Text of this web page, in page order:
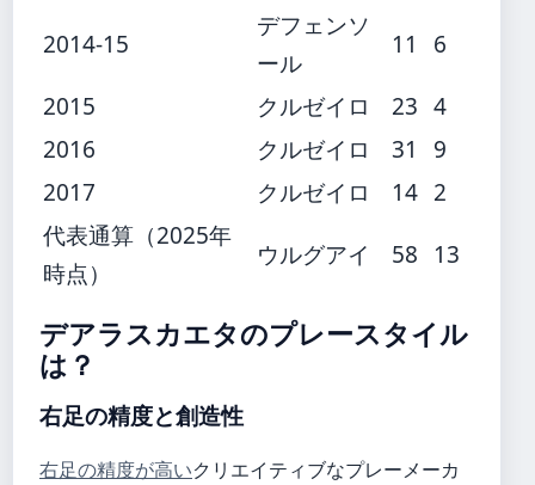
2014-15
デフェンソ
ール
11
6
2015
クルゼイロ 23 4
2016
クルゼイロ 31
9
2017
クルゼイロ 14 2
代表通算（2025年
時点）
ウルグアイ 58 13
デアラスカエタのプレースタイル
は？
右足の精度と創造性
右足の精度が高いクリエイティブなプレーメーカ